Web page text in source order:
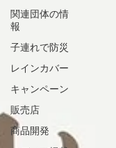
関連団体の情
報
子連れで防災
レインカバー
キャンペーン
販売店
商品開発